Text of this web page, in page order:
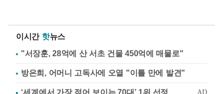
이시간 핫뉴스
"서장훈, 28억에 산 서초 건물 450억에 매물로"
방은희, 어머니 고독사에 오열 "이틀 만에 발견"